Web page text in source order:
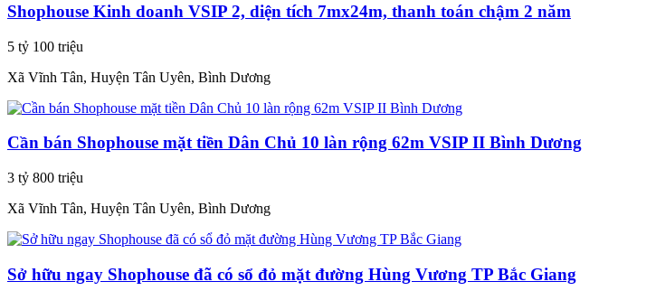
Shophouse Kinh doanh VSIP 2, diện tích 7mx24m, thanh toán chậm 2 năm
5 tỷ 100 triệu
Xã Vĩnh Tân, Huyện Tân Uyên, Bình Dương
Cần bán Shophouse mặt tiền Dân Chủ 10 làn rộng 62m VSIP II Bình Dương
3 tỷ 800 triệu
Xã Vĩnh Tân, Huyện Tân Uyên, Bình Dương
Sở hữu ngay Shophouse đã có sổ đỏ mặt đường Hùng Vương TP Bắc Giang